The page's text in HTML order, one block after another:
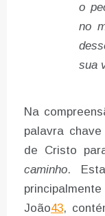
o
no
sua
Na
palavra
de Cristo
caminho.
João43,